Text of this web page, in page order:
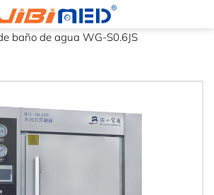
de vacío por impulsos de serie
baño de agua WG-S0.6JS